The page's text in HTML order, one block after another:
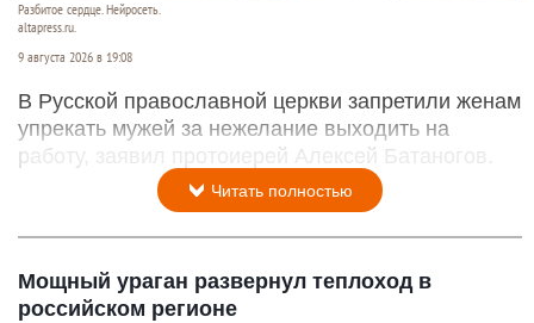
Разбитое сердце. Нейросеть.
altapress.ru.
9 августа 2026 в 19:08
В Русской православной церкви запретили женам
упрекать мужей за нежелание выходить на
работу, заявил протоиерей Алексей Батаногов.
Читать полностью
Мощный ураган развернул теплоход в
российском регионе